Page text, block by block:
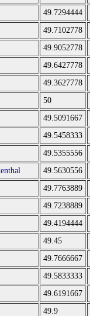
49.7294444
49.7102778
49.9052778
49.6427778
49.3627778
50
49.5091667
49.5458333
49.5355556
49.5630556
49.7763889
49.7238889
49.4194444
49.45
49.7666667
49.5833333
49.6191667
49.9